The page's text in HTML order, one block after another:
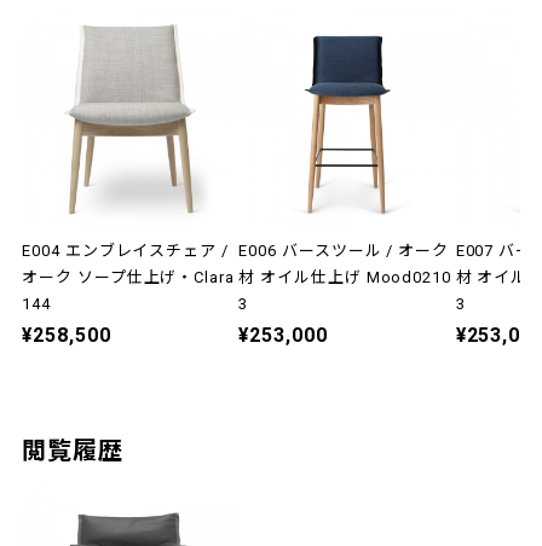
E004 エンブレイスチェア /
オーク ソープ仕上げ・Clara
144
¥258,500
E006 バースツール / オーク
材 オイル仕上げ Mood0210
3
¥253,000
E007 バー
材 オイル
3
閲覧履歴